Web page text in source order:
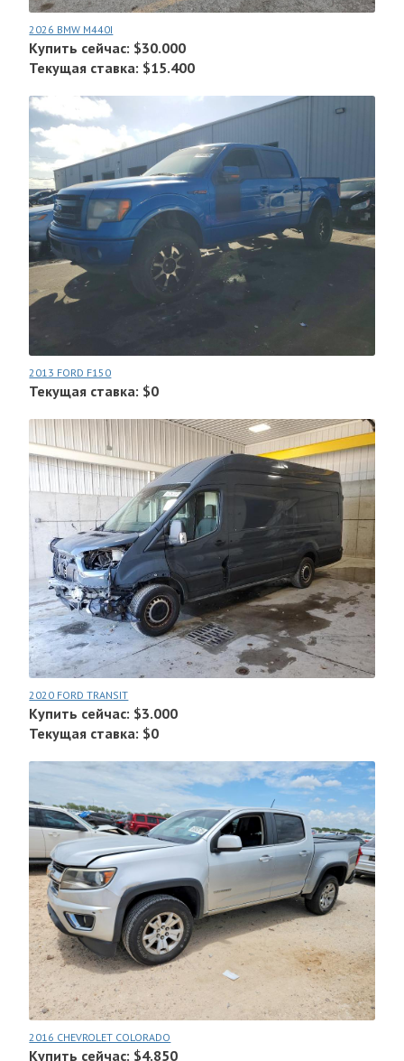
2026 BMW M440I
Купить сейчас: $30.000
Текущая ставка: $15.400
2013 FORD F150
Текущая ставка: $0
2020 FORD TRANSIT
Купить сейчас: $3.000
Текущая ставка: $0
2016 CHEVROLET COLORADO
Купить сейчас: $4.850